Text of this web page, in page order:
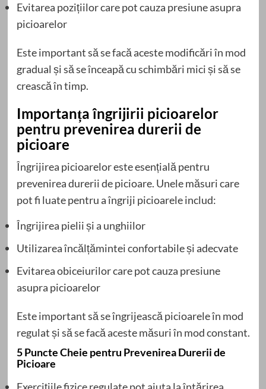
Evitarea pozițiilor care pot cauza presiune asupra
picioarelor
Este important să se facă aceste modificări în mod
gradual și să se înceapă cu schimbări mici și să se
crească în timp.
Importanța îngrijirii picioarelor
pentru prevenirea durerii de
picioare
Îngrijirea picioarelor este esențială pentru
prevenirea durerii de picioare. Unele măsuri care
pot fi luate pentru a îngriji picioarele includ:
Îngrijirea pielii și a unghiilor
Utilizarea încălțămintei confortabile și adecvate
Evitarea obiceiurilor care pot cauza presiune
asupra picioarelor
Este important să se îngrijească picioarele în mod
regulat și să se facă aceste măsuri în mod constant.
5 Puncte Cheie pentru Prevenirea Durerii de
Picioare